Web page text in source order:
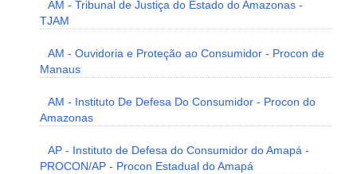
AM - Tribunal de Justiça do Estado do Amazonas -
TJAM
AM - Ouvidoria e Proteção ao Consumidor - Procon de
Manaus
AM - Instituto De Defesa Do Consumidor - Procon do
Amazonas
AP - Instituto de Defesa do Consumidor do Amapá -
PROCON/AP - Procon Estadual do Amapá